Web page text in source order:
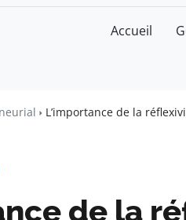
Accueil
L’importance de la
de la